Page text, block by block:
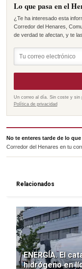
Lo que pasa en el
¿Te ha interesado esta
Corredor del Henares,
de verdad te afectan, y te
Un correo al día. Sin coste y sin
Política de privacidad
No te enteres tarde de lo
Corredor del Henares en tu
Relacionados
ENERGÍA. El
hidrógeno en